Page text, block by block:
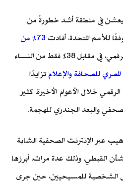
في منطقة أشد خطورةً من
للأمم المتحدة، أفادت
73% من
بتعرضهن للعنف الرقمي، في مقابل 38% فقط من النساء
المصري للصحافة والإعلام تزايدًا
خلال الأعوام الأخيرة، كثير
والبعد الجندري للهجمة.
عبر الإنترنت الصحفية الشابة
القبطي، وذلك عدة مرات، أبرزها
الشخصية للمسيحيين، حين جرى